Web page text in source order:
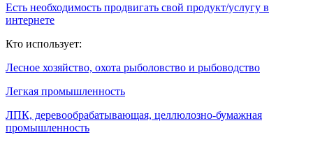
Есть необходимость продвигать свой продукт/услугу в
интернете
Кто использует:
Лесное хозяйство, охота рыболовство и рыбоводство
Легкая промышленность
ЛПК, деревообрабатывающая, целлюлозно-бумажная
промышленность